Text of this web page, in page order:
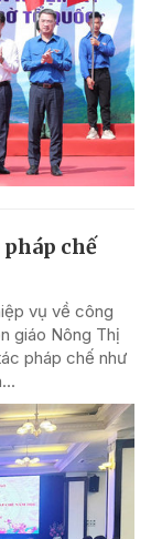
chế
vụ về công
giáo Nông Thị
pháp chế như